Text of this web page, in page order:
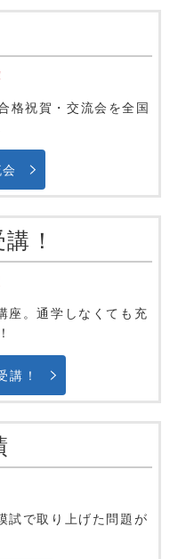
格祝賀・交流会を全国
！
座。通学しなくても充
講！
試で取り上げた問題が